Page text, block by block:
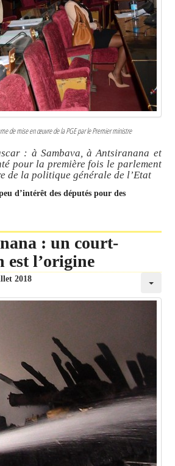
de mise en œuvre de la PGE par le Premier ministre
: à Sambava, à Antsiranana et
pour la première fois le parlement
de la politique générale de l’Etat
d’intérêt des députés pour des
: un court-
est l’origine
2018